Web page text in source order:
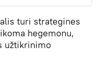
turi strategines
hegemonu,
užtikrinimo